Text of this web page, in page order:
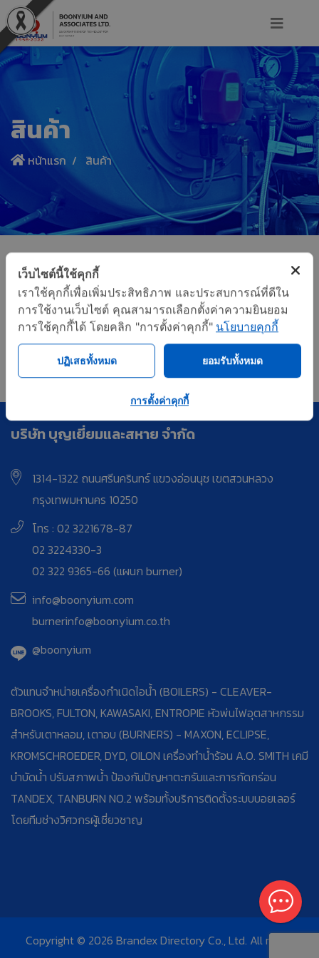
สินค้า
หน้าแรก สินค้า
First < 17 18 19
บริษัท บุญเยี่ยมและสหาย จำกัด
1314-1322 ถนนศรีนครินทร์ แขวงอ่อนนุช เขตสวนหลวง
กรุงเทพมหานคร 10250
โทร : 02 3221678-87
02 3224330-3
02 322 9365-66 (แผนก burner)
info@boonyium.com
burnerinfo@boonyium.co.th
@boonyium
ตัวแทนจำหน่ายเครื่องกำเนิดไอน้ำ (BOILERS) - CLEAVER-
BROOKS, FULTON, KAWASAKI, ENTROPIE หัวพ่นไฟอุตสาหกรรม
สำหรับเตาหลอม, เตาอบ (BURNERS) - MAXON, ECLIPSE,
KROMSCHROEDER, DYD, OILON เครื่องทำน้ำร้อน A.O. SMITH เคมี
บำบัดน้ำ ปรับสภาพน้ำ ป้องกันปัญหาตะกรันและการกัดกร่อน
TANDEX, TANBURN NO.2 พร้อมทั้งบริการติดตั้งระบบบอยเลอร์
โดยทีมช่างวิศวกรผู้เชี่ยวชาญ
Copyright © 2026 Brandex Directory Co., Ltd. All rights
เว็บไซต์นี้ใช้คุกกี้
เราใช้คุกกี้เพื่อเพิ่มประสิทธิภาพ และประสบการณ์ที่ดีใน
การใช้งานเว็บไซต์ คุณสามารถเลือกตั้งค่าความยินยอม
การใช้คุกกี้ได้ โดยคลิก "การตั้งค่าคุกกี้" นโยบายคุกกี้
ปฏิเสธทั้งหมด ยอมรับทั้งหมด
การตั้งค่าคุกกี้